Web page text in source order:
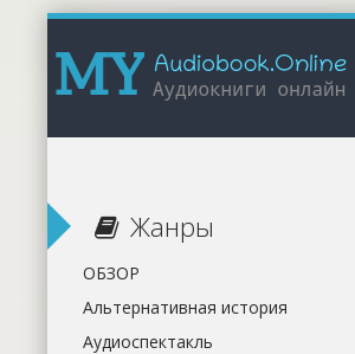
Жанры
ОБЗОР
Альтернативная история
Аудиоспектакль